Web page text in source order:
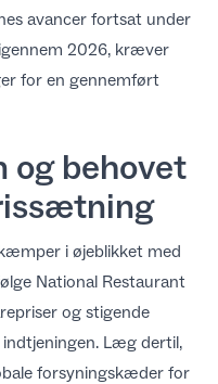
avancer fortsat under
2026, kræver
for en gennemført
og behovet
i øjeblikket med
National Restaurant
og stigende
Læg dertil,
forsyningskæder for